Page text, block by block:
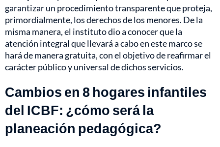
garantizar un procedimiento transparente que proteja,
primordialmente, los derechos de los menores. De la
misma manera, el instituto dio a conocer que la
atención integral que llevará a cabo en este marco se
hará de manera gratuita, con el objetivo de reafirmar el
carácter público y universal de dichos servicios.
Cambios en 8 hogares infantiles
del ICBF: ¿cómo será la
planeación pedagógica?